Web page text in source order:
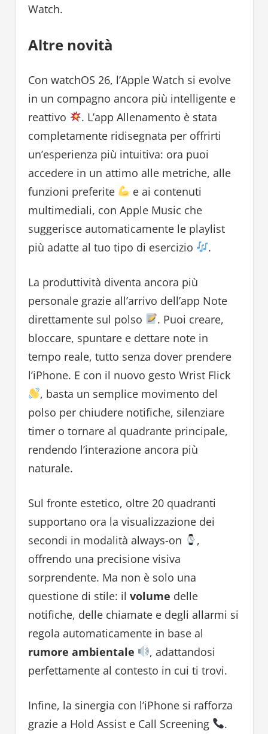
Watch.
Altre novità
Con watchOS 26, l’Apple Watch si evolve
in un compagno ancora più intelligente e
reattivo
. L’app Allenamento è stata
completamente ridisegnata per offrirti
un’esperienza più intuitiva: ora puoi
accedere in un attimo alle metriche, alle
funzioni preferite
e ai contenuti
multimediali, con Apple Music che
suggerisce automaticamente le playlist
più adatte al tuo tipo di esercizio
.
La produttività diventa ancora più
personale grazie all’arrivo dell’app Note
direttamente sul polso
. Puoi creare,
bloccare, spuntare e dettare note in
tempo reale, tutto senza dover prendere
l’iPhone. E con il nuovo gesto Wrist Flick
, basta un semplice movimento del
polso per chiudere notifiche, silenziare
timer o tornare al quadrante principale,
rendendo l’interazione ancora più
naturale.
Sul fronte estetico, oltre 20 quadranti
supportano ora la visualizzazione dei
secondi in modalità always-on
,
offrendo una precisione visiva
sorprendente. Ma non è solo una
questione di stile: il volume delle
notifiche, delle chiamate e degli allarmi si
regola automaticamente in base al
rumore ambientale
, adattandosi
perfettamente al contesto in cui ti trovi.
Infine, la sinergia con l’iPhone si rafforza
grazie a Hold Assist e Call Screening
.